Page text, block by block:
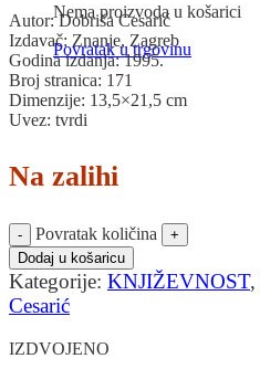
Nema proizvoda u košarici
Povratak u trgovinu
Autor: Dobriša Cesarić
Izdavač: Znanje, Zagreb
Godina izdanja: 1995.
Broj stranica: 171
Dimenzije: 13,5×21,5 cm
Uvez: tvrdi
Na zalihi
Povratak količina
Dodaj u košaricu
Kategorije: KNJIŽEVNOST,
Cesarić
IZDVOJENO